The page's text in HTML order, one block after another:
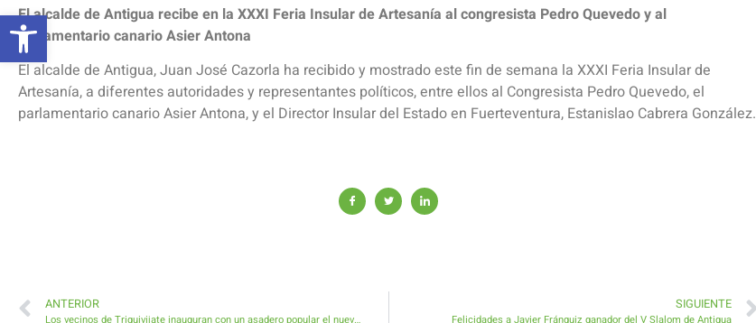
El alcalde de Antigua recibe en la XXXI Feria Insular de Artesanía al congresista Pedro Quevedo y al
parlamentario canario Asier Antona
El alcalde de Antigua, Juan José Cazorla ha recibido y mostrado este fin de semana la XXXI Feria Insular de
Artesanía, a diferentes autoridades y representantes políticos, entre ellos al Congresista Pedro Quevedo, el
parlamentario canario Asier Antona, y el Director Insular del Estado en Fuerteventura, Estanislao Cabrera González.
ANTERIOR
Los vecinos de Triquivijate inauguran con un asadero popular el nuevo Merendero
SIGUIENTE
Felicidades a Javier Fránquiz ganador del V Slalom de Antigua
Abrir barra de herramientas